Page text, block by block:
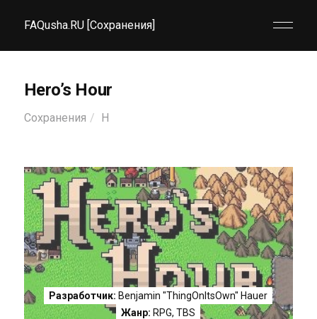
FAQusha.RU [Сохранения]
Hero’s Hour
Сохранения H
Разработчик: Benjamin "ThingOnItsOwn" Hauer
Жанр: RPG,TBS